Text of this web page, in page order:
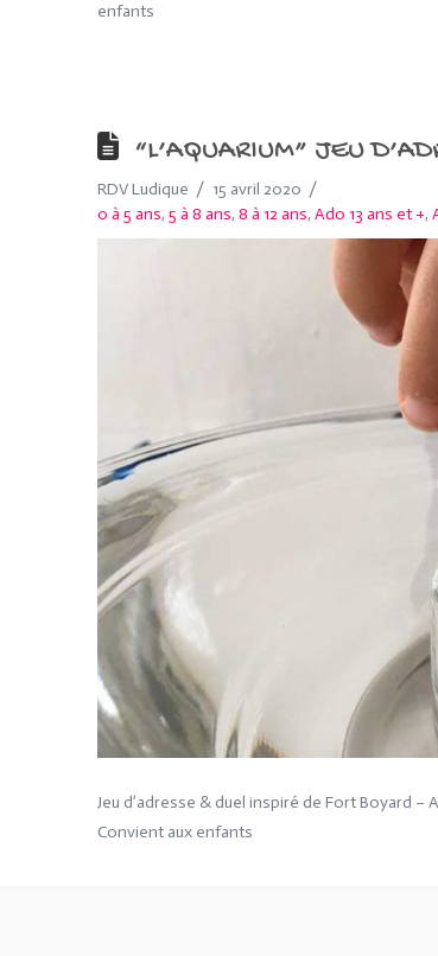
enfants
“L’AQUARIUM” JEU
RDV Ludique
15 avril 2020
0 à 5 ans, 5 à 8 ans, 8 à 12 ans, Ado 13 ans et +,
Jeu d’adresse & duel inspiré de Fort Boyard –
Convient aux enfants